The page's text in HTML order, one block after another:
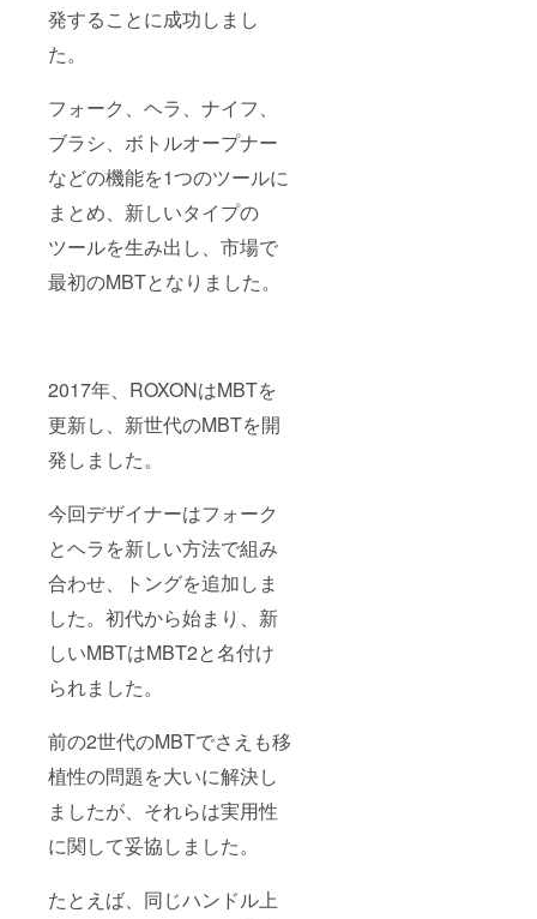
発することに成功しまし
た。
フォーク、ヘラ、ナイフ、
ブラシ、ボトルオープナー
などの機能を1つのツールに
まとめ、新しいタイプの
ツールを生み出し、市場で
最初のMBTとなりました。
2017年、ROXONはMBTを
更新し、新世代のMBTを開
発しました。
今回デザイナーはフォーク
とヘラを新しい方法で組み
合わせ、トングを追加しま
した。初代から始まり、新
しいMBTはMBT2と名付け
られました。
前の2世代のMBTでさえも移
植性の問題を大いに解決し
ましたが、それらは実用性
に関して妥協しました。
たとえば、同じハンドル上